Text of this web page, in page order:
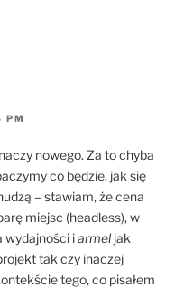
PM
nowego. Za to chyba
co będzie, jak się
– stawiam, że cena
miejsc (headless), w
wydajności iarmel jak
tak czy inaczej
tego, co pisałem